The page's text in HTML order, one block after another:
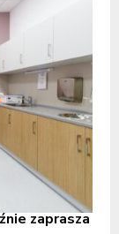
zaprasza